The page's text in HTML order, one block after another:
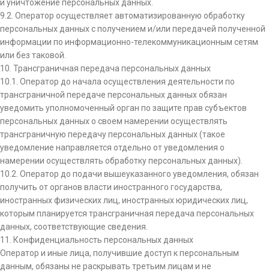
и уничтожение персональных данных.
9.2. Оператор осуществляет автоматизированную обработку
персональных данных с получением и/или передачей полученной
информации по информационно-телекоммуникационным сетям
или без таковой.
10. Трансграничная передача персональных данных
10.1. Оператор до начала осуществления деятельности по
трансграничной передаче персональных данных обязан
уведомить уполномоченный орган по защите прав субъектов
персональных данных о своем намерении осуществлять
трансграничную передачу персональных данных (такое
уведомление направляется отдельно от уведомления о
намерении осуществлять обработку персональных данных).
10.2. Оператор до подачи вышеуказанного уведомления, обязан
получить от органов власти иностранного государства,
иностранных физических лиц, иностранных юридических лиц,
которым планируется трансграничная передача персональных
данных, соответствующие сведения.
11. Конфиденциальность персональных данных
Оператор и иные лица, получившие доступ к персональным
данным, обязаны не раскрывать третьим лицам и не